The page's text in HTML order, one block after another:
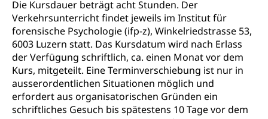
Die Kursdauer beträgt acht Stunden. Der
Verkehrsunterricht findet jeweils im Institut für
forensische Psychologie (ifp-z), Winkelriedstrasse 53,
6003 Luzern statt. Das Kursdatum wird nach Erlass
der Verfügung schriftlich, ca. einen Monat vor dem
Kurs, mitgeteilt. Eine Terminverschiebung ist nur in
ausserordentlichen Situationen möglich und
erfordert aus organisatorischen Gründen ein
schriftliches Gesuch bis spätestens 10 Tage vor dem
Höhere Bildung (hflu.ch)
Beratung & Unterstützung
Neuorientierung
Berufslehre (beruf.lu.ch)
Fachstelle Berufsbildung
BIZ Beratungs- und Informationszentrum
für Bildung und Beruf
Berufsmaturität
Zentrum für Brückenangebote
Höhere Fachschule Luzern HFLU
Berufsbildung / Mittelschulen (gruezi.lu.ch)
Fachklasse Grafik (fachklassegrafik.ch)
Fach- & Wirtschafts-Mittelschulzentrum FMZ
Gymnasialbildung, Kantonsschulen
Gymnasien & Fachmittelschulen (beruf.lu.ch)
Studienwahl- und Studienbearatung
Obligatorische Schulzeit
Schulpflicht, Schulobligatorium, Primarschule,
Sekundarschule, Schulferien, Tagesschule,
Schulergänzende Betreuung, Logopädie,
Psychomotorik, Schulpsychologie, Schulsozialarbeit,
Heilpädagogik und Sonderschulen
Kantonale Sportcamps
Stipendien und Darlehen